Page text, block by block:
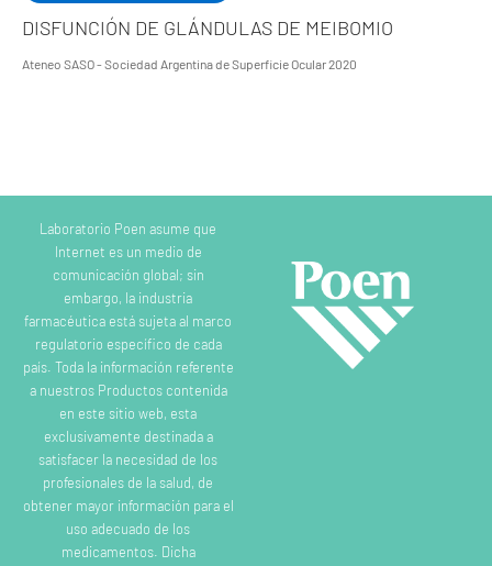
DISFUNCIÓN DE GLÁNDULAS DE MEIBOMIO
Ateneo SASO - Sociedad Argentina de Superficie Ocular 2020
Laboratorio Poen asume que
Internet es un medio de
comunicación global; sin
embargo, la industria
farmacéutica está sujeta al marco
regulatorio específico de cada
país. Toda la información referente
a nuestros Productos contenida
en este sitio web, esta
exclusivamente destinada a
satisfacer la necesidad de los
profesionales de la salud, de
obtener mayor información para el
uso adecuado de los
medicamentos. Dicha